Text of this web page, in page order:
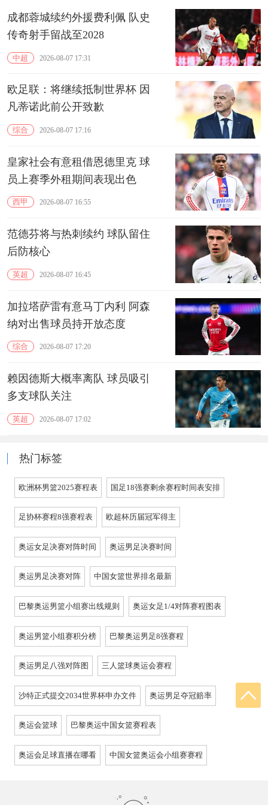
成都蓉城续约外援费利佩 队史
传奇射手留战至2028
中超 2026-08-07 17:31
欧足联：将继续抵制世界杯 因
凡蒂诺此前公开致歉
综合 2026-08-07 17:16
皇家社会有意租借恩德里克 球
员上赛季外租期间表现出色
西甲 2026-08-07 16:55
范德芬将与热刺续约 球队留住
后防核心
英超 2026-08-07 16:45
加拉塔萨雷有意马丁内利 阿森
纳对出售球员持开放态度
综合 2026-08-07 17:20
赖因德斯大概率离队 球员吸引
多支球队关注
英超 2026-08-07 17:02
热门标签
欧洲杯男篮2025赛程表 国足18强赛剩余赛程时间表安排
足协杯赛程8强赛程表 欧超杯历届冠军得主
奥运女足决赛对阵时间 奥运男足决赛时间
奥运男足决赛对阵 中国女篮世界排名最新
巴黎奥运男篮小组赛出线规则 奥运女足1/4对阵赛程图表
奥运男篮小组赛积分榜 巴黎奥运男足8强赛程
奥运男足八强对阵图 三人篮球奥运会赛程
沙特正式提交2034世界杯申办文件 奥运男足夺冠赔率
奥运会篮球 巴黎奥运中国女篮赛程表
奥运会足球直播在哪看 中国女篮奥运会小组赛赛程